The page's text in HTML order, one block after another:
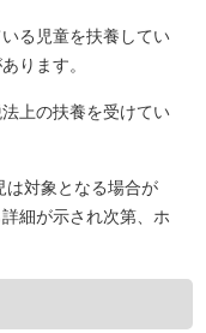
る児童を扶養してい
ります。
上の扶養を受けてい
対象となる場合が
細が示され次第、ホ